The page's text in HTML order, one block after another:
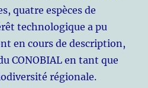
quatre espèces de
technologique a pu
en cours de description,
CONOBIAL en tant que
régionale.